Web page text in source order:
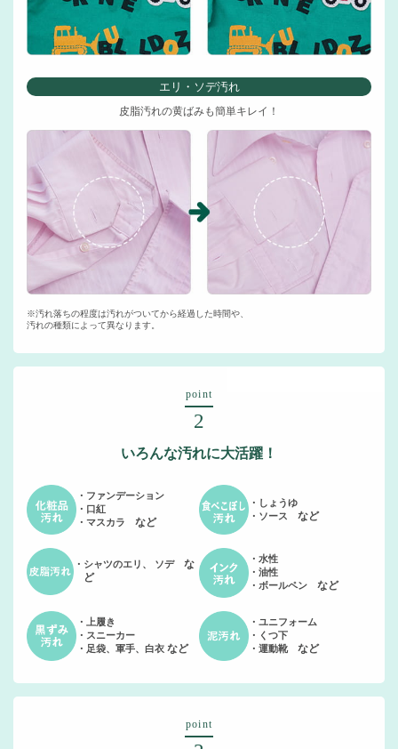
エリ・ソデ汚れ
皮脂汚れの黄ばみも簡単キレイ！
※汚れ落ちの程度は汚れがついてから経過した時間や、
汚れの種類によって異なります。
point
2
いろんな汚れに大活躍！
ファンデーション
口紅
マスカラ など
しょうゆ
ソース など
シャツのエリ、 ソデな
ど
水性
油性
ボールペン など
上履き
スニーカー
足袋、軍手、白衣 など
ユニフォーム
くつ下
運動靴 など
point